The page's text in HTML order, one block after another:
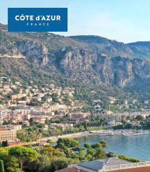
Aller
au
contenu
principal
DÉCOUVRIR
À FAIRE
SÉJOURNER